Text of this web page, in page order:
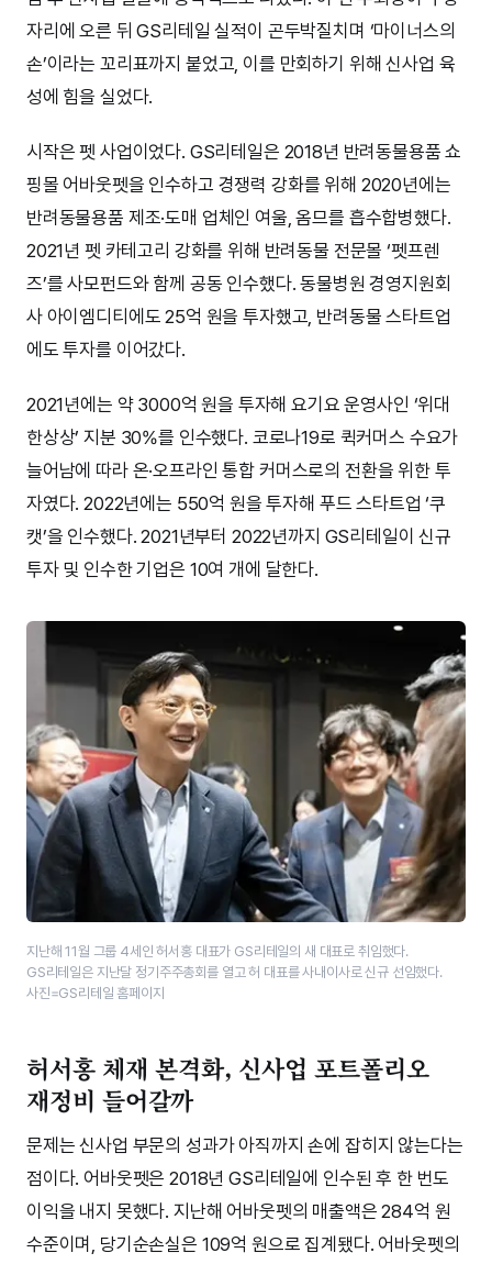
자리에 오른 뒤 GS리테일 실적이 곤두박질치며 ‘마이너스의
손’이라는 꼬리표까지 붙었고, 이를 만회하기 위해 신사업 육
성에 힘을 실었다.
시작은 펫 사업이었다. GS리테일은 2018년 반려동물용품 쇼
핑몰 어바웃펫을 인수하고 경쟁력 강화를 위해 2020년에는
반려동물용품 제조·도매 업체인 여울, 옴므를 흡수합병했다.
2021년 펫 카테고리 강화를 위해 반려동물 전문몰 ‘펫프렌
즈’를 사모펀드와 함께 공동 인수했다. 동물병원 경영지원회
사 아이엠디티에도 25억 원을 투자했고, 반려동물 스타트업
에도 투자를 이어갔다.
2021년에는 약 3000억 원을 투자해 요기요 운영사인 ‘위대
한상상’ 지분 30%를 인수했다. 코로나19로 퀵커머스 수요가
늘어남에 따라 온·오프라인 통합 커머스로의 전환을 위한 투
자였다. 2022년에는 550억 원을 투자해 푸드 스타트업 ‘쿠
캣’을 인수했다. 2021년부터 2022년까지 GS리테일이 신규
투자 및 인수한 기업은 10여 개에 달한다.
지난해 11월 그룹 4세인 허서홍 대표가 GS리테일의 새 대표로 취임했다.
GS리테일은 지난달 정기주주총회를 열고 허 대표를 사내이사로 신규 선임했다.
사진=GS리테일 홈페이지
허서홍 체재 본격화, 신사업 포트폴리오
재정비 들어갈까
문제는 신사업 부문의 성과가 아직까지 손에 잡히지 않는다는
점이다. 어바웃펫은 2018년 GS리테일에 인수된 후 한 번도
이익을 내지 못했다. 지난해 어바웃펫의 매출액은 284억 원
수준이며, 당기순손실은 109억 원으로 집계됐다. 어바웃펫의